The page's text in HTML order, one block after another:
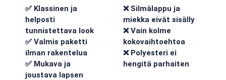
✅ Klassinen ja
helposti
tunnistettava look
✅ Valmis paketti
ilman rakentelua
✅ Mukava ja
joustava lapsen
❌ Silmälappu ja
miekka eivät sisälly
❌ Vain kolme
kokovaihtoehtoa
❌ Polyesteri ei
hengitä parhaiten